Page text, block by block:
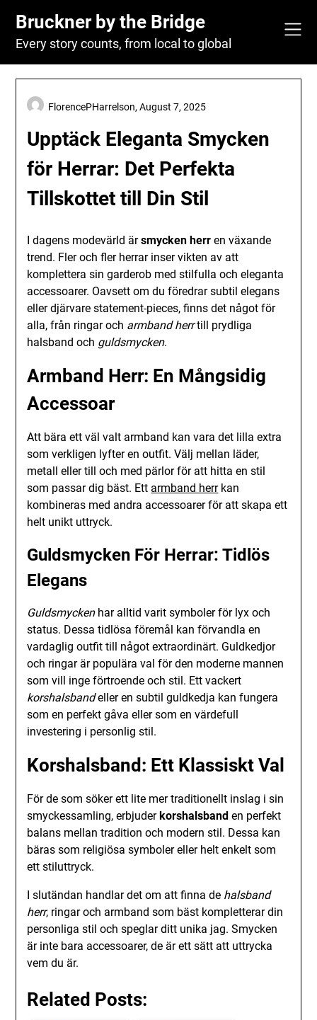
content
Bruckner by the Bridge
Every story counts, from local to global
Upptäck Eleganta Smycken
för Herrar: Det Perfekta
Tillskottet till Din Stil
FlorencePHarrelson,August 7, 2025
I dagens modevärld ärsmycken herr en växande
trend. Fler och fler herrar inser vikten av att
komplettera sin garderob med stilfulla och eleganta
accessoarer. Oavsett om du föredrar subtil elegans
eller djärvare statement-pieces, finns det något för
alla, från ringar och armband herrtill prydliga
halsband och guldsmycken.
Armband Herr: En Mångsidig
Accessoar
Att bära ett väl valt armband kan vara det lilla extra
som verkligen lyfter en outfit. Välj mellan läder,
metall eller till och med pärlor för att hitta en stil
som passar dig bäst. Ett armband herrkan
kombineras med andra accessoarer för att skapa ett
helt unikt uttryck.
Guldsmycken För Herrar: Tidlös
Elegans
Guldsmyckenhar alltid varit symboler för lyx och
status. Dessa tidlösa föremål kan förvandla en
vardaglig outfit till något extraordinärt. Guldkedjor
och ringar är populära val för den moderne mannen
som vill inge förtroende och stil. Ett vackert
korshalsbandeller en subtil guldkedja kan fungera
som en perfekt gåva eller som en värdefull
investering i personlig stil.
Korshalsband: Ett Klassiskt Val
För de som söker ett lite mer traditionellt inslag i sin
smyckessamling, erbjuderkorshalsband en perfekt
balans mellan tradition och modern stil. Dessa kan
bäras som religiösa symboler eller helt enkelt som
ett stiluttryck.
I slutändan handlar det om att finna de halsband
herr, ringar och armband som bäst kompletterar din
personliga stil och speglar ditt unika jag. Smycken
är inte bara accessoarer, de är ett sätt att uttrycka
vem du är.
Related Posts: